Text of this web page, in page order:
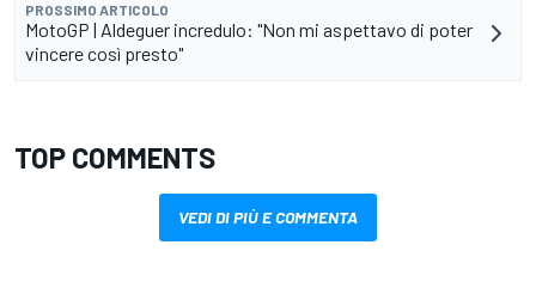
PROSSIMO ARTICOLO
MotoGP | Aldeguer incredulo: "Non mi aspettavo di poter
vincere così presto"
TOP COMMENTS
VEDI DI PIÙ E COMMENTA